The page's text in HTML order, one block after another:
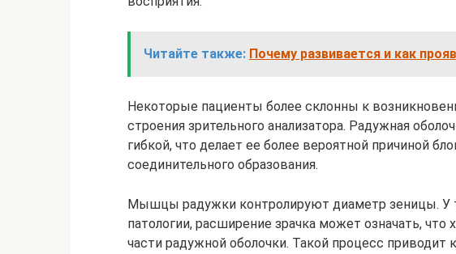
Читайте также: Почему развивается и как
Некоторые пациенты более склонны к
строения зрительного анализатора. Радужная
гибкой, что делает ее более вероятной причиной
соединительного образования.
Мышцы радужки контролируют диаметр зеницы. У
патологии, расширение зрачка может означать, что
части радужной оболочки. Такой процесс приводит